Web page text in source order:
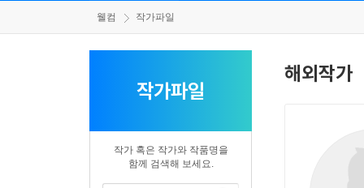
웰컴 작가파일
작가파일
작가 혹은 작가와 작품명을
함께 검색해 보세요.
해외작가